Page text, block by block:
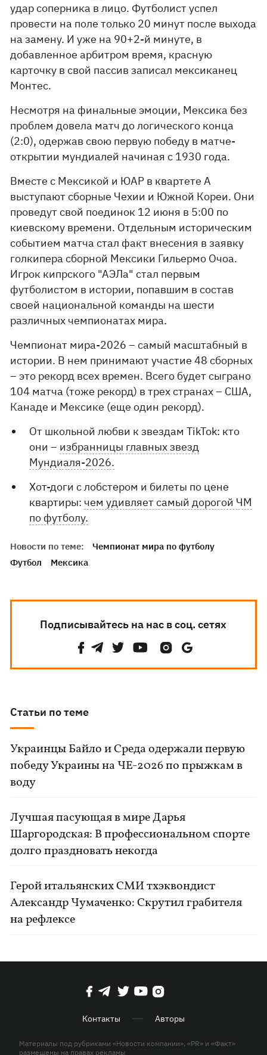
удар соперника в лицо. Футболист успел
провести на поле только 20 минут после выхода
на замену. И уже на 90+2-й минуте, в
добавленное арбитром время, красную
карточку в свой пассив записал мексиканец
Монтес.
Несмотря на финальные эмоции, Мексика без
проблем довела матч до логического конца
(2:0), одержав свою первую победу в матче-
открытии мундиалей начиная с 1930 года.
Вместе с Мексикой и ЮАР в квартете А
выступают сборные Чехии и Южной Кореи. Они
проведут свой поединок 12 июня в 5:00 по
киевскому времени. Отдельным историческим
событием матча стал факт внесения в заявку
голкипера сборной Мексики Гильермо Очоа.
Игрок кипрского "АЭЛа" стал первым
футболистом в истории, попавшим в состав
своей национальной команды на шести
различных чемпионатах мира.
Чемпионат мира-2026 – самый масштабный в
истории. В нем принимают участие 48 сборных
– это рекорд всех времен. Всего будет сыграно
104 матча (тоже рекорд) в трех странах – США,
Канаде и Мексике (еще один рекорд).
От школьной любви к звездам TikTok: кто
они – избранницы главных звезд
Мундиаля-2026.
Хот-доги с лобстером и билеты по цене
квартиры: чем удивляет самый дорогой ЧМ
по футболу.
Новости по теме:
Чемпионат мира по футболу
Футбол
Мексика
Подписывайтесь на нас в соц. сетях
Статьи по теме
Украинцы Байло и Среда одержали первую
победу Украины на ЧЕ-2026 по прыжкам в
воду
Лучшая пасующая в мире Дарья
Шаргородская: В профессиональном спорте
долго праздновать некогда
Герой итальянских СМИ тхэквондист
Александр Чумаченко: Скрутил грабителя
на рефлексе
Контакты Авторы
Материалы под рубриками «Новости компании», «PR» и «Факт»
размещены на правах рекламы